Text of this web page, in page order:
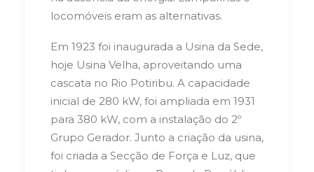
locomóveis eram as alternativas.
Em 1923 foi inaugurada a Usina da Sede,
hoje Usina Velha, aproveitando uma
cascata no Rio Potiribu. A capacidade
inicial de 280 kW, foi ampliada em 1931
para 380 kW, com a instalação do 2º
Grupo Gerador. Junto a criação da usina,
foi criada a Secção de Força e Luz, que